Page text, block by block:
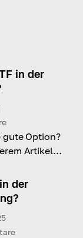
in der
gute Option?
Artikel
der